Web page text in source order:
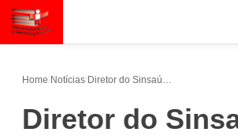
Home/Notícias/
Diretor do